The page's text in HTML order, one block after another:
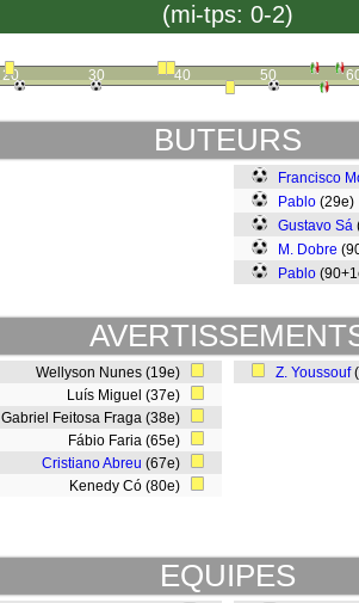
(mi-tps: 0-2)
20 30 40 50
BUTEURS
Francisco
Pablo
Gustavo Sá
M. Dobre
Pablo
Wellyson Nunes (19e)
Luís Miguel (37e)
Gabriel Feitosa Fraga (38e)
Fábio Faria (65e)
Cristiano Abreu (67e)
Kenedy Có (80e)
Z. Youssouf
EQUIPES